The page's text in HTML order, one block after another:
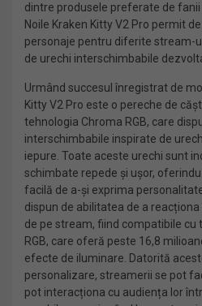
dintre produsele preferate de
Noile Kraken Kitty V2 Pro permit
personaje pentru diferite stream-
de urechi interschimbabile
Urmând succesul înregistrat de
Kitty V2 Pro este o pereche de
tehnologia Chroma RGB, care
interschimbabile inspirate de
iepure. Toate aceste urechi sunt
schimbate repede și ușor,
facilă de a-și exprima
dispun de abilitatea de a
de pe stream, fiind compatibile cu
RGB, care oferă peste 16,8
efecte de iluminare. Datorită
personalizare, streamerii se pot
pot interacționa cu audiența lor